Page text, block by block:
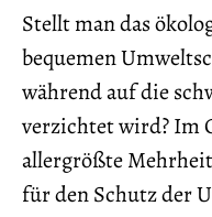
Stellt man das
bequemen
während auf die
verzichtet wird? Im
allergrößte
für den Schutz der